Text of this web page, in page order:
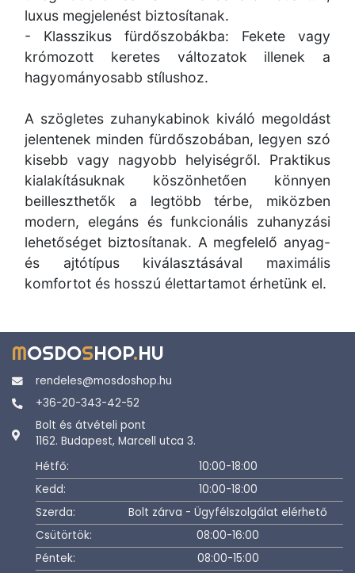
luxus megjelenést biztosítanak.
- Klasszikus fürdőszobákba: Fekete vagy
krómozott keretes változatok illenek a
hagyományosabb stílushoz.
A szögletes zuhanykabinok kiváló megoldást
jelentenek minden fürdőszobában, legyen szó
kisebb vagy nagyobb helyiségről. Praktikus
kialakításuknak köszönhetően könnyen
beilleszthetők a legtöbb térbe, miközben
modern, elegáns és funkcionális zuhanyzási
lehetőséget biztosítanak. A megfelelő anyag-
és ajtótípus kiválasztásával maximális
komfortot és hosszú élettartamot érhetünk el.
MOSDOSHOP.HU
rendeles@mosdoshop.hu
+36-20-343-42-52
Bolt és átvételi pont
1162. Budapest, Marcell utca 3.
Hétfő:
10:00-18:00
Kedd:
10:00-18:00
Szerda:
Bolt zárva - Ügyfélszolgálat elérhető
Csütörtök:
08:00-16:00
Péntek:
08:00-15:00